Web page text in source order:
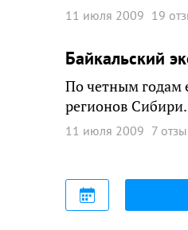
11 июля 2009 19
Байкальский
По четным годам
регионов Сибири.
11 июля 2009 7